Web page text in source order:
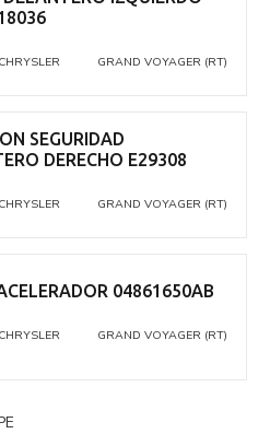
GRAND VOYAGER (RT)
SEGURIDAD
DERECHO E29308
GRAND VOYAGER (RT)
04861650AB
GRAND VOYAGER (RT)